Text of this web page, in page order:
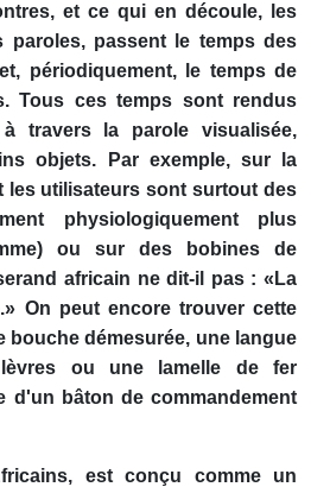
et ce qui en découle, les
paroles, passent le temps des
périodiquement, le temps de
Tous ces temps sont rendus
travers la parole visualisée,
objets. Par exemple, sur la
les utilisateurs sont surtout des
physiologiquement plus
ou sur des bobines de
africain ne dit-il pas : «La
On peut encore trouver cette
bouche démesurée, une langue
ou une lamelle de fer
d'un bâton de commandement
est conçu comme un